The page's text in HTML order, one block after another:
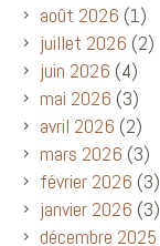
août 2026 (1)
juillet 2026 (2)
juin 2026 (4)
mai 2026 (3)
avril 2026 (2)
mars 2026 (3)
février 2026 (3)
janvier 2026 (3)
décembre 2025